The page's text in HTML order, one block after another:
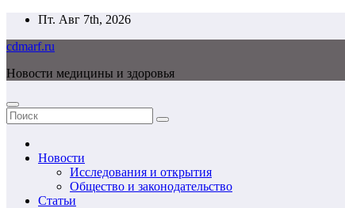
Перейти
содержимому
Пт. Авг 7th, 2026
cdmarf.ru
Новости медицины и здоровья
Новости
Исследования и открытия
Общество и законодательство
Статьи